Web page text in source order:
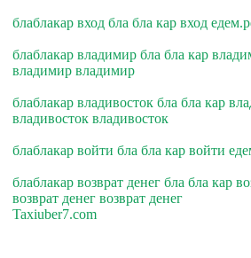
блаблакар вход бла бла кар вход
блаблакар владимир бла бла кар
владимир владимир
блаблакар владивосток бла бла кар
владивосток владивосток
блаблакар войти бла бла кар войти
блаблакар возврат денег бла бла кар
возврат денег возврат денег
Taxiuber7.com